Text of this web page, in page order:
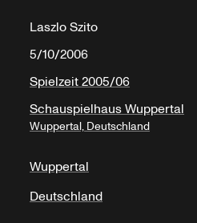
Laszlo Szito
5/10/2006
Spielzeit 2005/06
Schauspielhaus Wuppertal
Wuppertal, Deutschland
Wuppertal
Deutschland